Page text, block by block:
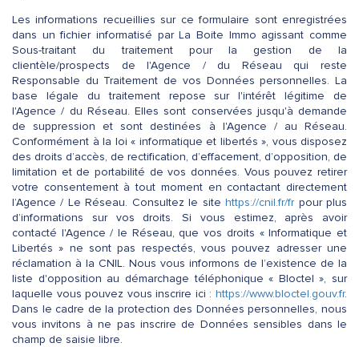
Les informations recueillies sur ce formulaire sont enregistrées
dans un fichier informatisé par La Boite Immo agissant comme
Sous-traitant du traitement pour la gestion de la
clientèle/prospects de l'Agence / du Réseau qui reste
Responsable du Traitement de vos Données personnelles. La
base légale du traitement repose sur l'intérêt légitime de
l'Agence / du Réseau. Elles sont conservées jusqu'à demande
de suppression et sont destinées à l'Agence / au Réseau.
Conformément à la loi « informatique et libertés », vous disposez
des droits d’accès, de rectification, d’effacement, d’opposition, de
limitation et de portabilité de vos données. Vous pouvez retirer
votre consentement à tout moment en contactant directement
l’Agence / Le Réseau. Consultez le sitehttps://cnil.fr/frpour plus
d’informations sur vos droits. Si vous estimez, après avoir
contacté l'Agence / le Réseau, que vos droits « Informatique et
Libertés » ne sont pas respectés, vous pouvez adresser une
réclamation à la CNIL. Nous vous informons de l’existence de la
liste d'opposition au démarchage téléphonique « Bloctel », sur
laquelle vous pouvez vous inscrire ici : https://www.bloctel.gouv.fr.
Dans le cadre de la protection des Données personnelles, nous
vous invitons à ne pas inscrire de Données sensibles dans le
champ de saisie libre.